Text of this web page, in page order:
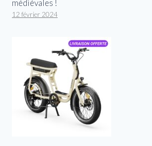
médiévales !
12 février 2024